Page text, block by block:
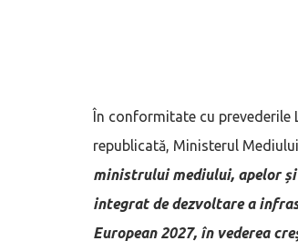
În conformitate cu prevederile
republicată, Ministerul
ministrului mediului, apelor
integrat de dezvoltare a
European 2027, în vederea